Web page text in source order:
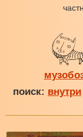
поиск: внутри